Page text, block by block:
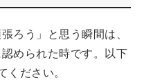
ろう」と思う瞬間は、
められた時です。以下
ください。